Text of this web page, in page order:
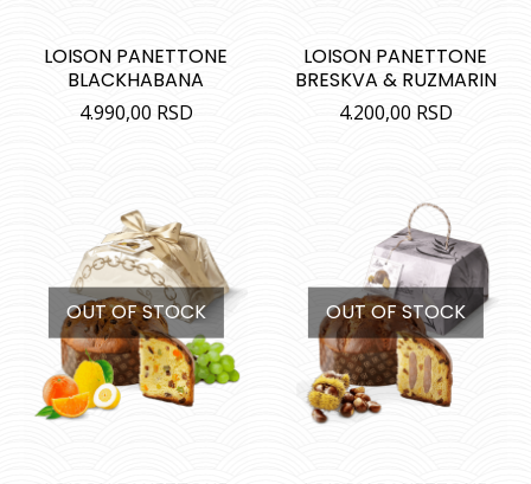
LOISON PANETTONE
BLACKHABANA
4.990,00 RSD
LOISON PANETTONE
BRESKVA & RUZMARIN
4.200,00 RSD
OUT OF STOCK OUT OF STOCK